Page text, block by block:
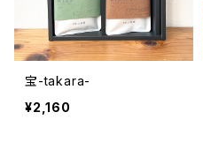
宝-takara-
¥2,160